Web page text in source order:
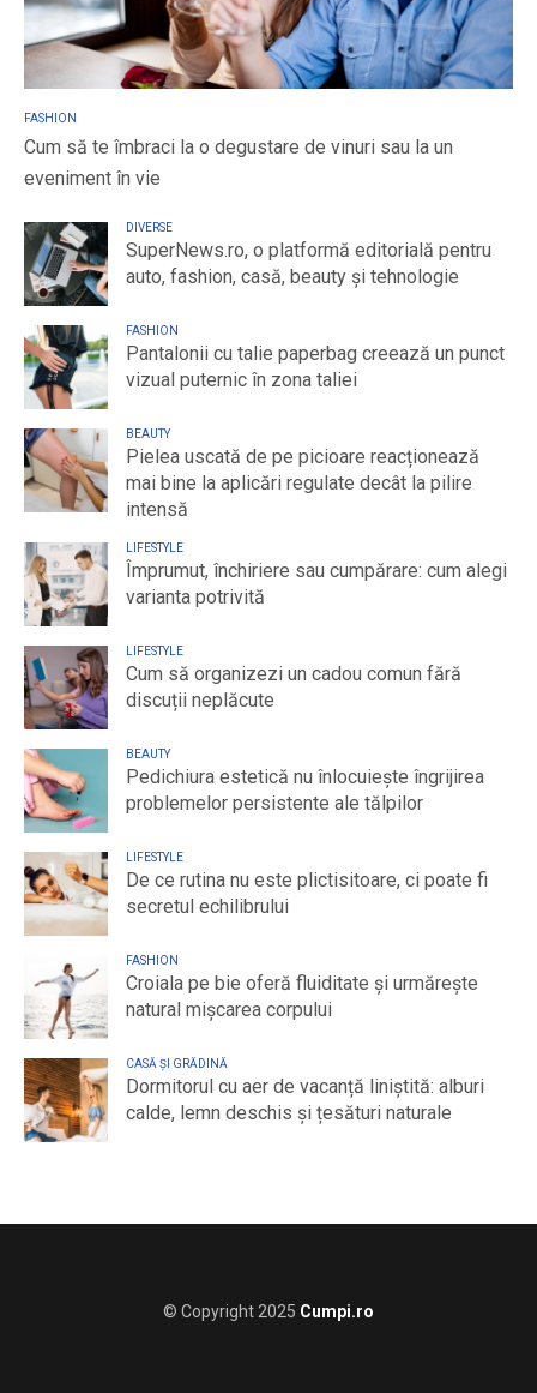
FASHION
Cum să te îmbraci la o degustare de vinuri sau la un
eveniment în vie
DIVERSE
SuperNews.ro, o platformă editorială pentru
auto, fashion, casă, beauty și tehnologie
FASHION
Pantalonii cu talie paperbag creează un punct
vizual puternic în zona taliei
BEAUTY
Pielea uscată de pe picioare reacționează
mai bine la aplicări regulate decât la pilire
intensă
LIFESTYLE
Împrumut, închiriere sau cumpărare: cum alegi
varianta potrivită
LIFESTYLE
Cum să organizezi un cadou comun fără
discuții neplăcute
BEAUTY
Pedichiura estetică nu înlocuiește îngrijirea
problemelor persistente ale tălpilor
LIFESTYLE
De ce rutina nu este plictisitoare, ci poate fi
secretul echilibrului
FASHION
Croiala pe bie oferă fluiditate și urmărește
natural mișcarea corpului
CASĂ ȘI GRĂDINĂ
Dormitorul cu aer de vacanță liniștită: alburi
calde, lemn deschis și țesături naturale
© Copyright 2025 Cumpi.ro